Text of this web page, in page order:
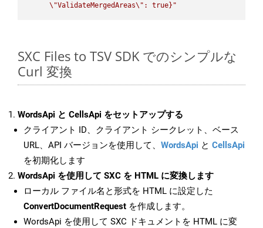
\"ValidateMergedAreas\" : true}"
SXC Files to TSV SDK でのシンプルな
Curl 変換
WordsApi と CellsApi をセットアップする
クライアント ID、クライアント シークレット、ベース
URL、API バージョンを使用して、 WordsApi と CellsApi
を初期化します
WordsApi を使用して SXC を HTML に変換します
ローカル ファイル名と形式を HTML に設定した
ConvertDocumentRequest を作成します。
WordsApi を使用して SXC ドキュメントを HTML に変